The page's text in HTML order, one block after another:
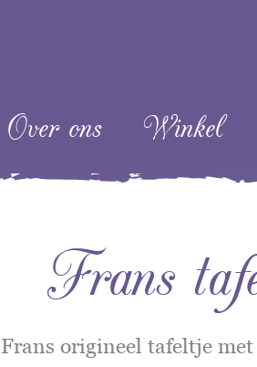
Over ons Winkel
Frans
Frans origineel tafeltje met